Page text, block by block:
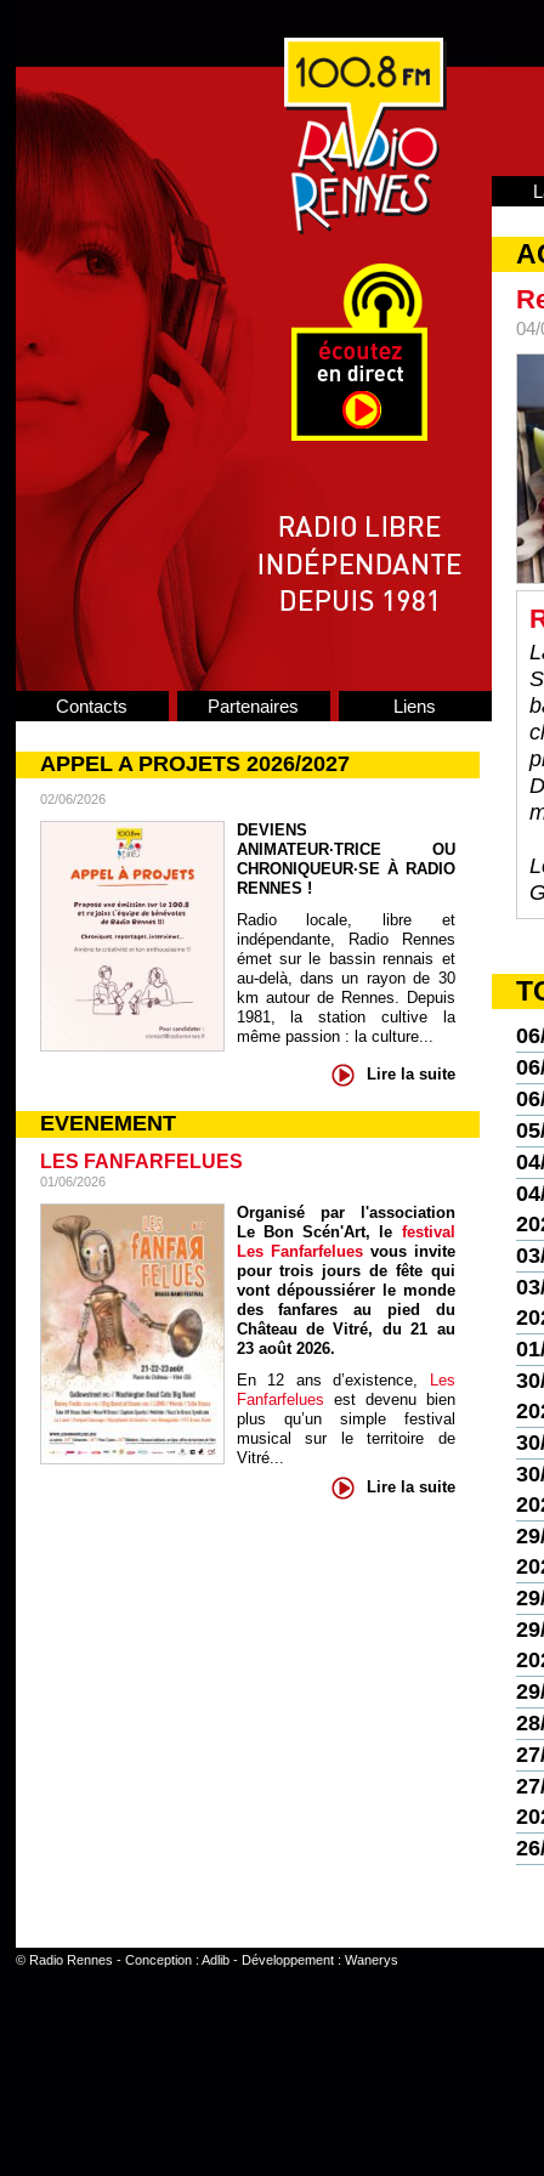
Contacts Partenaires Liens
APPEL A PROJETS 2026/2027
02/06/2026
DEVIENS
ANIMATEUR·TRICE OU
CHRONIQUEUR·SE À RADIO
RENNES !
Radio locale, libre et
indépendante, Radio Rennes
émet sur le bassin rennais et
au-delà, dans un rayon de 30
km autour de Rennes. Depuis
1981, la station cultive la
même passion : la culture...
Lire la suite
EVENEMENT
LES FANFARFELUES
01/06/2026
Organisé par l'association
Le Bon Scén'Art, le festival
Les Fanfarfelues vous invite
pour trois jours de fête qui
vont dépoussiérer le monde
des fanfares au pied du
Château de Vitré, du 21 au
23 août 2026.
En 12 ans d’existence, Les
Fanfarfelues est devenu bien
plus qu’un simple festival
musical sur le territoire de
Vitré...
Lire la suite
04/
© Radio Rennes - Conception : Adlib- Développement : Wanerys